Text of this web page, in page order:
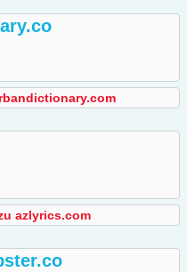
azlyrics.com